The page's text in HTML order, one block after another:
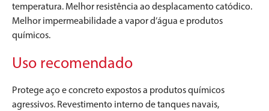
temperatura. Melhor resistência ao desplacamento catódico.
Melhor impermeabilidade a vapor d’água e produtos
químicos.
Uso recomendado
Protege aço e concreto expostos a produtos químicos
agressivos. Revestimento interno de tanques navais,